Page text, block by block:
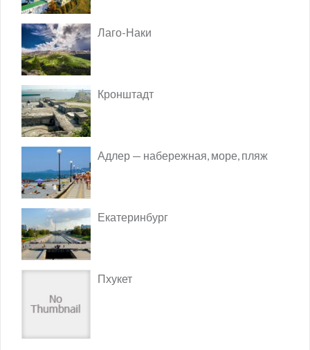
Лаго-Наки
Кронштадт
Адлер — набережная, море, пляж
Екатеринбург
Пхукет